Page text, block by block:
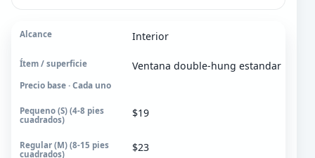
Alcance
Ítem / superficie
4-8 pies cuadrados
Regular (M)
8-15 pies cuadrados
Interior
Ventana double-hung estandar
Precio base · Cada uno
$19
$23